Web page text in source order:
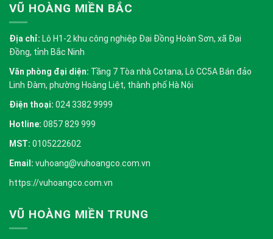
VŨ HOÀNG MIỀN BẮC
Địa chỉ: Lô H1-2 khu công nghiệp Đại Đồng Hoàn Sơn, xã Đại
Đồng, tỉnh Bắc Ninh
Văn phòng đại diện: Tầng 7 Tòa nhà Cotana, Lô CC5A Bán đảo
Linh Đàm, phường Hoàng Liệt, thành phố Hà Nội
Điện thoại: 024 3382 9999
Hotline: 0857 829 999
MST: 0105222602
Email: vuhoang@vuhoangco.com.vn
https://vuhoangco.com.vn
VŨ HOÀNG MIỀN TRUNG